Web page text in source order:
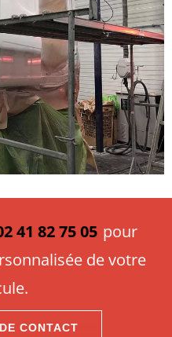
41 82 75 05 pour
de votre
CONTACT